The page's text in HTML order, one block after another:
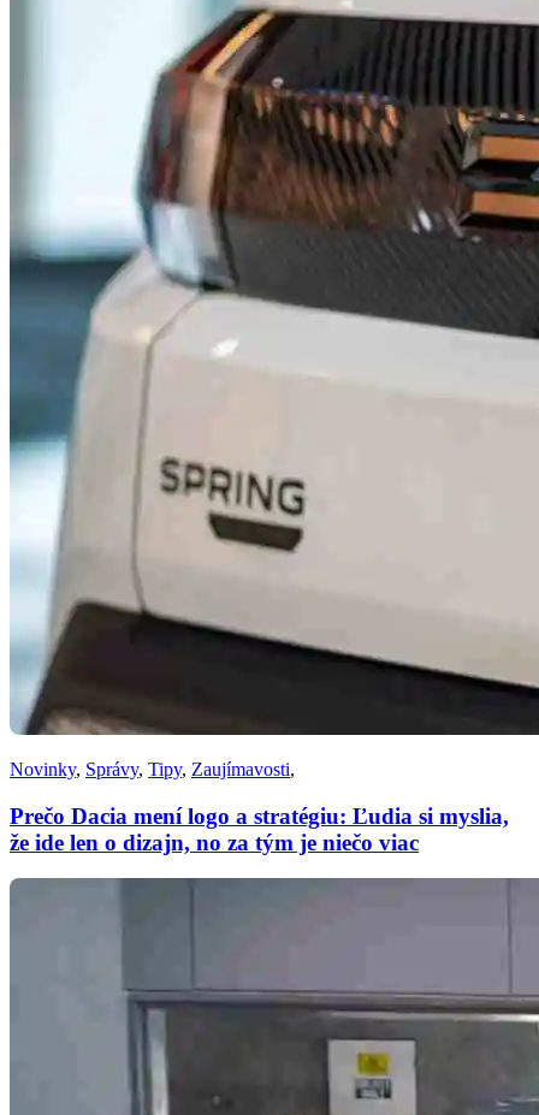
Novinky, Správy, Tipy, Zaujímavosti,
Prečo Dacia mení logo a stratégiu: Ľudia si myslia,
že ide len o dizajn, no za tým je niečo viac